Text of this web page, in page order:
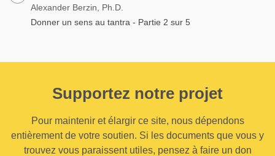
Alexander Berzin, Ph.D.
Donner un sens au tantra - Partie 2 sur 5
Supportez notre projet
Pour maintenir et élargir ce site, nous dépendons
entièrement de votre soutien. Si les documents que vous y
trouvez vous paraissent utiles, pensez à faire un don